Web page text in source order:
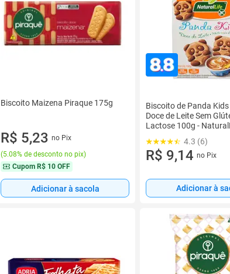
Biscoito Maizena Piraque 175g
R$ 5,23 no Pix
(5.08% de desconto no pix)
Cupom R$ 10 OFF
Adicionar à sacola
Biscoito de Panda
Doce de Leite Sem
Lactose 100g -
4.3 (6)
R$ 9,14 no Pix
Adicionar à